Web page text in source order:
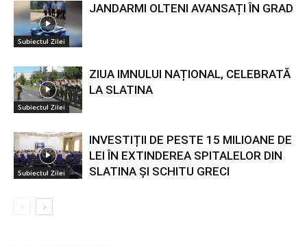
Subiectul Zilei
JANDARMI OLTENI AVANSAȚI ÎN GRAD
Subiectul Zilei
ZIUA IMNULUI NAȚIONAL, CELEBRATĂ
LA SLATINA
Subiectul Zilei
INVESTIȚII DE PESTE 15 MILIOANE DE
LEI ÎN EXTINDEREA SPITALELOR DIN
SLATINA ȘI SCHITU GRECI